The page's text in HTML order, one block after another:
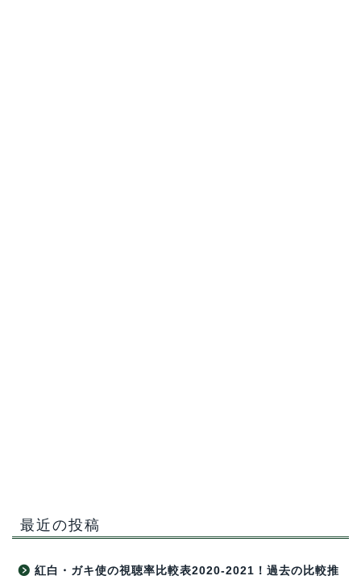
最近の投稿
紅白・ガキ使の視聴率比較表2020-2021！過去の比較推